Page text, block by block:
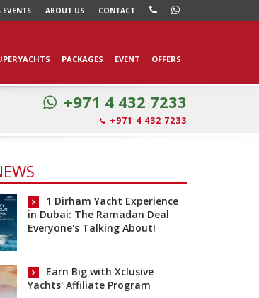
EVENTS ABOUT US CONTACT
PACKAGES EVENT OFFERS
+971 4 432 7233
+971 4 432 7233
1 Dirham Yacht Experience
in Dubai: The Ramadan Deal
Everyone's Talking About!
Earn Big with Xclusive
Yachts' Affiliate Program